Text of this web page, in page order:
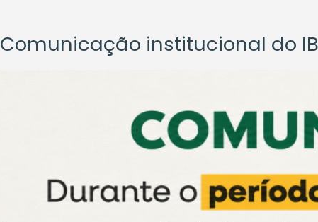
Comunicação institucional do